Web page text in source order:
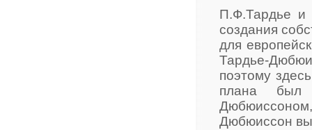
П.Ф.Тардье и
создания
для
Тардье-
поэтому
плана был
Дюбюиссон